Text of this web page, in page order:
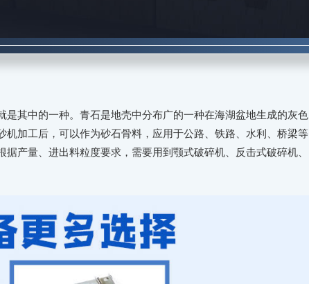
其中的一种。青石是地壳中分布广的一种在海湖盆地生成的灰色
机加工后，可以作为砂石骨料，应用于公路、铁路、水利、桥梁等
产量、进出料粒度要求，需要用到颚式破碎机、反击式破碎机、